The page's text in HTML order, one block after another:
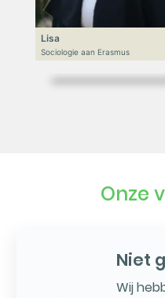
Lisa
Sociologie aan Erasmus
Onze
Niet
Wij